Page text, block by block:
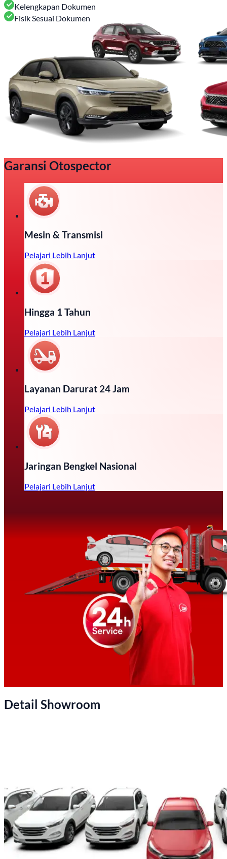
Kelengkapan Dokumen
Fisik Sesuai Dokumen
Garansi Otospector
Mesin & Transmisi
Pelajari Lebih Lanjut
Hingga 1 Tahun
Pelajari Lebih Lanjut
Layanan Darurat 24 Jam
Pelajari Lebih Lanjut
Jaringan Bengkel Nasional
Pelajari Lebih Lanjut
Detail Showroom